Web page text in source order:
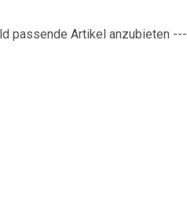
passende Artikel anzubieten ---